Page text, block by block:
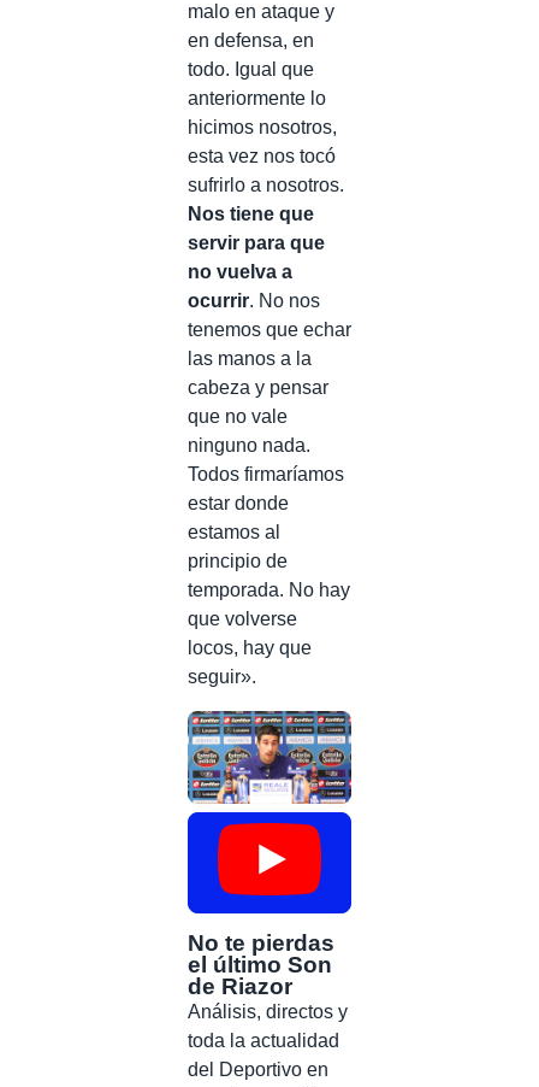
malo en ataque y
en defensa, en
todo. Igual que
anteriormente lo
hicimos nosotros,
esta vez nos tocó
sufrirlo a nosotros.
Nos tiene que
servir para que
no vuelva a
ocurrir. No nos
tenemos que echar
las manos a la
cabeza y pensar
que no vale
ninguno nada.
Todos firmaríamos
estar donde
estamos al
principio de
temporada. No hay
que volverse
locos, hay que
seguir».
No te pierdas
el último Son
de Riazor
Análisis, directos y
toda la actualidad
del Deportivo en